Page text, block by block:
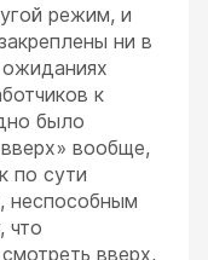
режим, и
ни в
ожиданиях
к
было
вообще,
по сути
неспособным
что
вверх,